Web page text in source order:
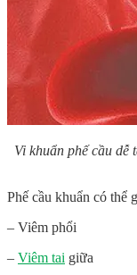
Vi khuẩn phế cầu dễ
Phế cầu khuẩn có thể
– Viêm phổi
– Viêm tai giữa